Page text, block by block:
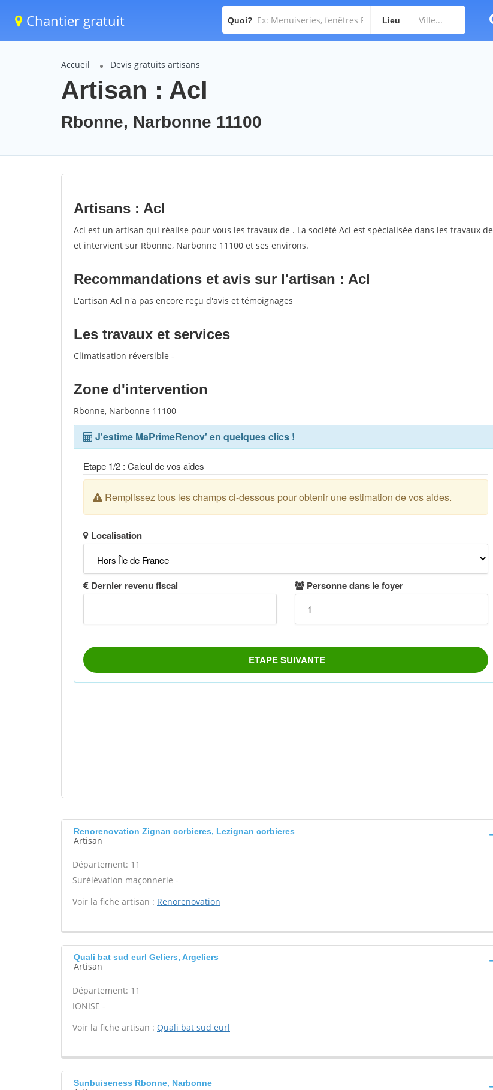
Chantier gratuit Quoi? Lieu
Accueil Devis gratuits artisans
Artisan : Acl
Rbonne, Narbonne 11100
Artisans : Acl
Acl est un artisan qui réalise pour vous les travaux de . La société Acl est spécialisée dans les travaux de
et intervient sur Rbonne, Narbonne 11100 et ses environs.
Recommandations et avis sur l'artisan : Acl
L'artisan Acl n'a pas encore reçu d'avis et témoignages
Les travaux et services
Climatisation réversible -
Zone d'intervention
Rbonne, Narbonne 11100
Renorenovation Zignan corbieres, Lezignan corbieres
Artisan
Département: 11
Surélévation maçonnerie -
Voir la fiche artisan : Renorenovation
Quali bat sud eurl Geliers, Argeliers
Artisan
Département: 11
IONISE -
Voir la fiche artisan : Quali bat sud eurl
Sunbuiseness Rbonne, Narbonne